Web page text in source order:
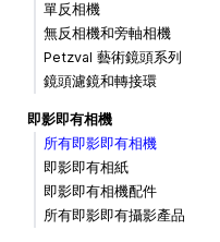
單反相機
無反相機和旁軸相機
Petzval 藝術鏡頭系列
鏡頭濾鏡和轉接環
即影即有相機
所有即影即有相機
即影即有相紙
即影即有相機配件
所有即影即有攝影產品